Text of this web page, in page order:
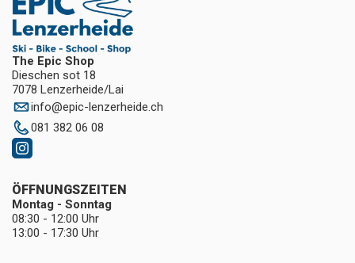
The Epic Shop
Dieschen sot 18
7078 Lenzerheide/Lai
info@epic-lenzerheide.ch
081 382 06 08
ÖFFNUNGSZEITEN
Montag - Sonntag
08:30 - 12:00 Uhr
13:00 - 17:30 Uhr